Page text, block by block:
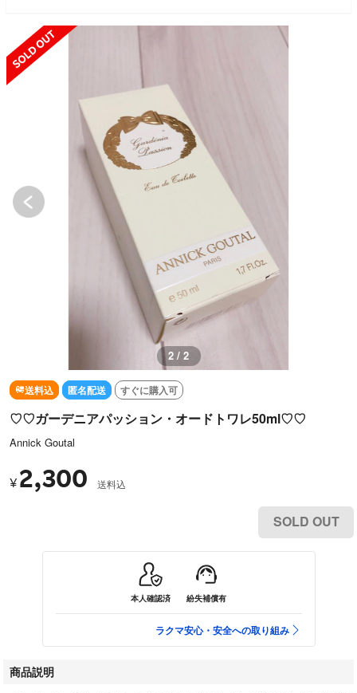
2 / 2
送料込 匿名配送 すぐに購入可
♡♡ガーデニアパッション・オードトワレ50ml♡♡
Annick Goutal
¥ 2,300 送料込
SOLD OUT
本人確認済 紛失補償有
ラクマ安心・安全への取り組み
商品説明